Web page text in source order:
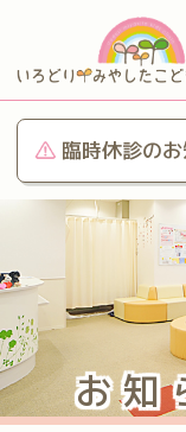
臨時休診の
お知